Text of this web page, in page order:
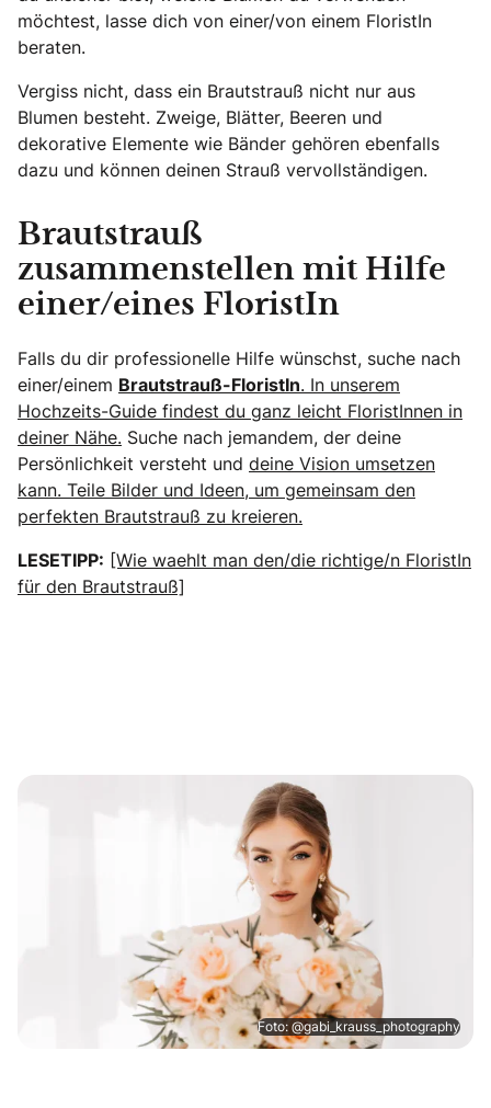
möchtest, lasse dich von einer/von einem FloristIn
beraten.
Vergiss nicht, dass ein Brautstrauß nicht nur aus
Blumen besteht. Zweige, Blätter, Beeren und
dekorative Elemente wie Bänder gehören ebenfalls
dazu und können deinen Strauß vervollständigen.
Brautstrauß
zusammenstellen mit Hilfe
einer/eines FloristIn
Falls du dir professionelle Hilfe wünschst, suche nach
einer/einem Brautstrauß-FloristIn. In unserem
Hochzeits-Guide findest du ganz leicht FloristInnen in
deiner Nähe. Suche nach jemandem, der deine
Persönlichkeit versteht und deine Vision umsetzen
kann. Teile Bilder und Ideen, um gemeinsam den
perfekten Brautstrauß zu kreieren.
LESETIPP: [Wie waehlt man den/die richtige/n FloristIn
für den Brautstrauß]
Foto: @gabi_krauss_photography